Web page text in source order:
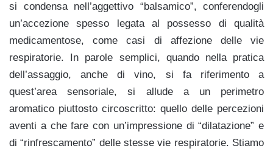
si condensa nell’aggettivo “balsamico”, conferendogli
un’accezione spesso legata al possesso di qualità
medicamentose, come casi di affezione delle vie
respiratorie. In parole semplici, quando nella pratica
dell’assaggio, anche di vino, si fa riferimento a
quest’area sensoriale, si allude a un perimetro
aromatico piuttosto circoscritto: quello delle percezioni
aventi a che fare con un’impressione di “dilatazione” e
di “rinfrescamento” delle stesse vie respiratorie. Stiamo